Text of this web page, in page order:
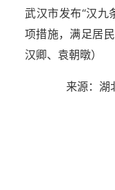
武汉市发布“汉九
项措施，满足居
汉卿、袁朝暾）
来源：湖